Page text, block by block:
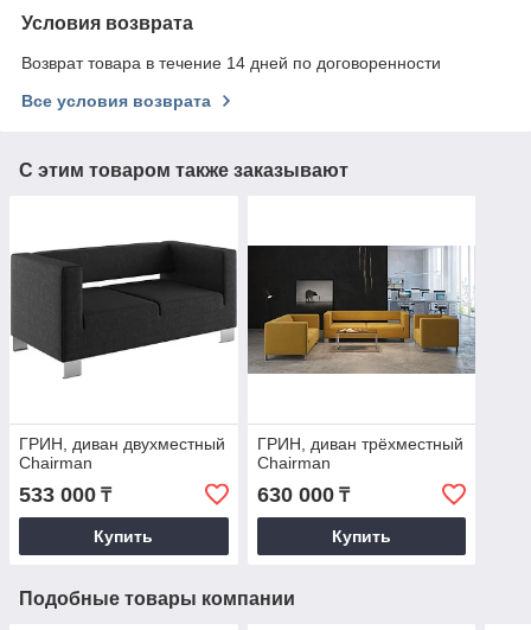
Условия возврата
Возврат товара в течение 14 дней по договоренности
Все условия возврата
С этим товаром также заказывают
ГРИН, диван двухместный
Chairman
533 000 ₸
Купить
ГРИН, диван трёхместный
Chairman
630 000₸
Купить
Подобные товары компании